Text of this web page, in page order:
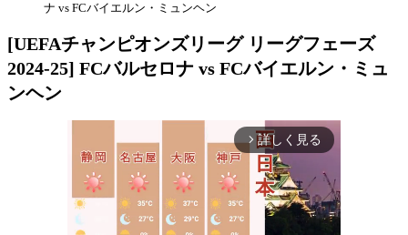
ナ vs FCバイエルン・ミュンヘン
[UEFAチャンピオンズリーグ リーグフェーズ
2024-25] FCバルセロナ vs FCバイエルン・ミュ
ンヘン
arrow_forward_ios 詳しく見る